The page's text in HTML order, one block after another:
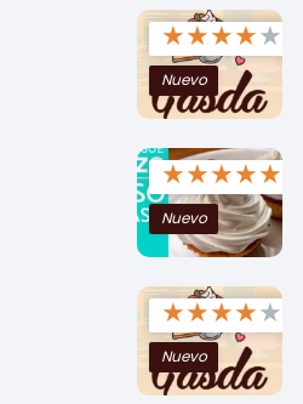
★★★★★
Nuevo
★★★★★
Nuevo
★★★★★
Nuevo